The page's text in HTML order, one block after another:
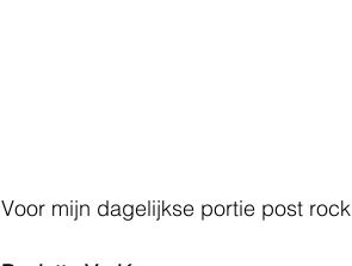
Voor mijn dagelijkse portie post